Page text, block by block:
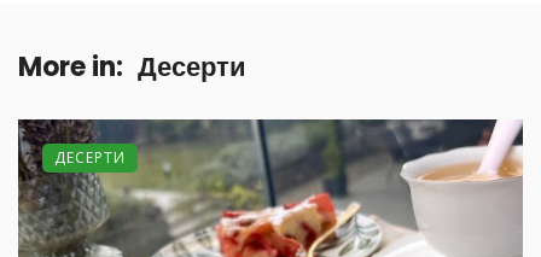
More in: Десерти
ДЕСЕРТИ